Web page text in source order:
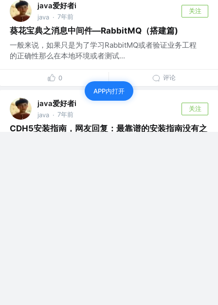
java爱好者i
java · 7年前
关注
葵花宝典之消息中间件—RabbitMQ（搭建篇)
一般来说，如果只是为了学习RabbitMQ或者验证业务工程
的正确性那么在本地环境或者测试...
0 评论
java爱好者i
java · 7年前
关注
CDH5安装指南，网友回复：最靠谱的安装指南没有之
APP内打开